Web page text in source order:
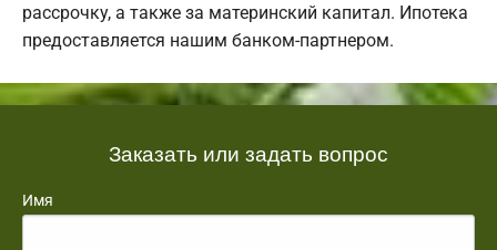
рассрочку, а также за материнский капитал. Ипотека
предоставляется нашим банком-партнером.
Заказать или задать вопрос
Имя